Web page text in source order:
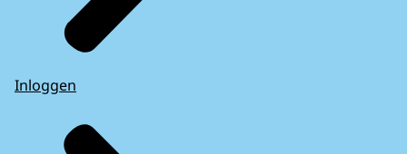
Inloggen